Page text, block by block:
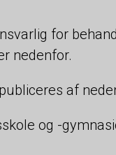
for
nedenfor.
af
og -